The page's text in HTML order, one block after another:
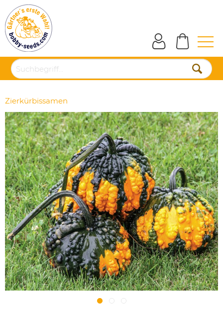
Zierkürbissamen